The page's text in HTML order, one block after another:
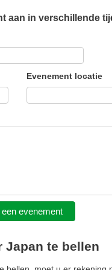
aan in verschillende
Evenement locatie
evenement
Japan te bellen